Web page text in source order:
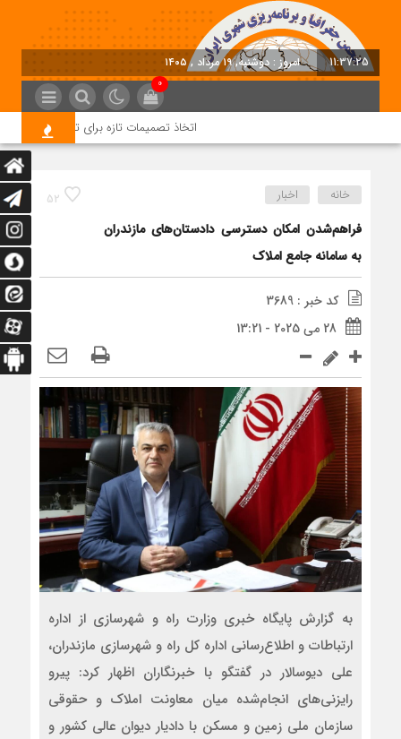
11:37:26 امروز : دوشنبه, ۱۹ مرداد , ۱۴۰۵
0
اتخاذ تصمیمات تازه برای تسریع در روند
52 خانه اخبار
فراهم‌شدن امکان دسترسی دادستان‌های مازندران
به سامانه جامع املاک
کد خبر : 3689
28 می 2025 - 13:21
به گزارش پایگاه خبری وزارت راه و شهرسازی از اداره
ارتباطات و اطلاع‌رسانی اداره کل راه و شهرسازی مازندران،
علی دیوسالار در گفتگو با خبرنگاران اظهار کرد: پیرو
رایزنی‌های انجام‌شده میان معاونت املاک و حقوقی
سازمان ملی زمین و مسکن با دادیار دیوان عالی کشور و